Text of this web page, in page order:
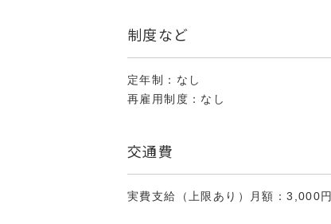
制度など
定年制：なし
再雇用制度：なし
交通費
実費支給（上限あり）月額：3,000円